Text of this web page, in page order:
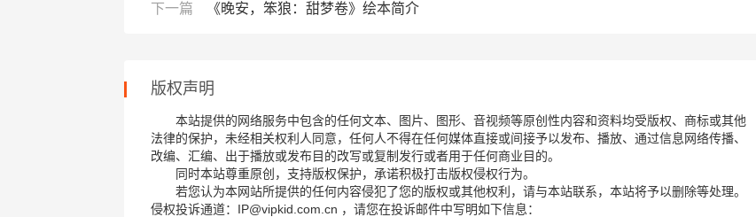
下一篇
《晚安，笨狼：甜梦卷》绘本简介
版权声明
本站提供的网络服务中包含的任何文本、图片、图形、音视频等原创性内容和资料均受版权、商标或其他
法律的保护，未经相关权利人同意，任何人不得在任何媒体直接或间接予以发布、播放、通过信息网络传播、
改编、汇编、出于播放或发布目的改写或复制发行或者用于任何商业目的。
同时本站尊重原创，支持版权保护，承诺积极打击版权侵权行为。
若您认为本网站所提供的任何内容侵犯了您的版权或其他权利，请与本站联系，本站将予以删除等处理。
侵权投诉通道：IP@vipkid.com.cn ，请您在投诉邮件中写明如下信息：